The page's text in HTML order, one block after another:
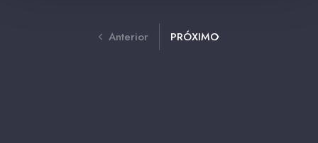
Anterior PRÓXIMO